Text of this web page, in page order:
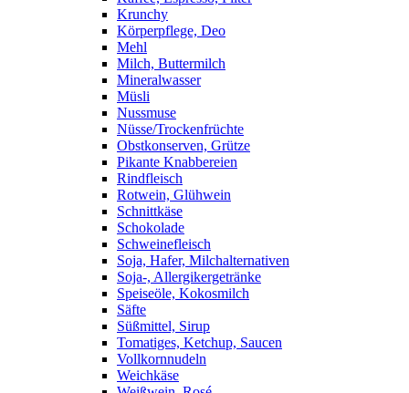
Krunchy
Körperpflege, Deo
Mehl
Milch, Buttermilch
Mineralwasser
Müsli
Nussmuse
Nüsse/Trockenfrüchte
Obstkonserven, Grütze
Pikante Knabbereien
Rindfleisch
Rotwein, Glühwein
Schnittkäse
Schokolade
Schweinefleisch
Soja, Hafer, Milchalternativen
Soja-, Allergikergetränke
Speiseöle, Kokosmilch
Säfte
Süßmittel, Sirup
Tomatiges, Ketchup, Saucen
Vollkornnudeln
Weichkäse